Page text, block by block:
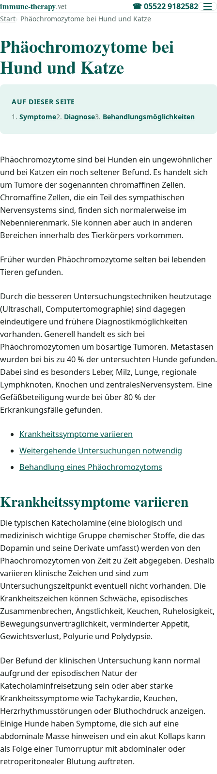
immune‑therapy.vet ☎05522 9182582
Start Phäochromozytome bei Hund und Katze
Phäochromozytome bei
Hund und Katze
AUF DIESER SEITE
Symptome
Diagnose Behandlungsmöglichkeiten
Phäochromozytome sind bei Hunden ein ungewöhnlicher
und bei Katzen ein noch seltener Befund. Es handelt sich
um Tumore der sogenannten chromaffinen Zellen.
Chromaffine Zellen, die ein Teil des sympathischen
Nervensystems sind, finden sich normalerweise im
Nebennierenmark. Sie können aber auch in anderen
Bereichen innerhalb des Tierkörpers vorkommen.
Früher wurden Phäochromozytome selten bei lebenden
Tieren gefunden.
Durch die besseren Untersuchungstechniken heutzutage
(Ultraschall, Computertomographie) sind dagegen
eindeutigere und frühere Diagnostikmöglichkeiten
vorhanden. Generell handelt es sich bei
Phäochromozytomen um bösartige Tumoren. Metastasen
wurden bei bis zu 40 % der untersuchten Hunde gefunden.
Dabei sind es besonders Leber, Milz, Lunge, regionale
Lymphknoten, Knochen und zentralesNervensystem. Eine
Gefäßbeteiligung wurde bei über 80 % der
Erkrankungsfälle gefunden.
Krankheitssymptome variieren
Weitergehende Untersuchungen notwendig
Behandlung eines Phäochromozytoms
Krankheitssymptome variieren
Die typischen Katecholamine (eine biologisch und
medizinisch wichtige Gruppe chemischer Stoffe, die das
Dopamin und seine Derivate umfasst) werden von den
Phäochromozytomen von Zeit zu Zeit abgegeben. Deshalb
variieren klinische Zeichen und sind zum
Untersuchungszeitpunkt eventuell nicht vorhanden. Die
Krankheitszeichen können Schwäche, episodisches
Zusammenbrechen, Ängstlichkeit, Keuchen, Ruhelosigkeit,
Bewegungsunverträglichkeit, verminderter Appetit,
Gewichtsverlust, Polyurie und Polydypsie.
Der Befund der klinischen Untersuchung kann normal
aufgrund der episodischen Natur der
Katecholaminfreisetzung sein oder aber starke
Krankheitssymptome wie Tachykardie, Keuchen,
Herzrhythmusstörungen oder Bluthochdruck anzeigen.
Einige Hunde haben Symptome, die sich auf eine
abdominale Masse hinweisen und ein akut Kollaps kann
als Folge einer Tumorruptur mit abdominaler oder
retroperitonealer Blutung auftreten.